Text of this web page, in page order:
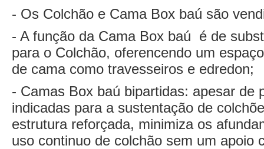
- Os Colchão e Cama Box baú são
- A função da Cama Box baú é de
para o Colchão, oferencendo um
de cama como travesseiros e edredon;
- Camas Box baú bipartidas: apesar de
indicadas para a sustentação de
estrutura reforçada, minimiza os
uso continuo de colchão sem um apoio